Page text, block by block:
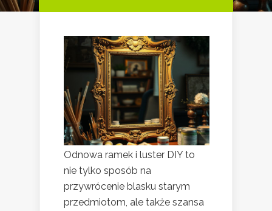
Odnowa ramek i luster DIY to
nie tylko sposób na
przywrócenie blasku starym
przedmiotom, ale także szansa